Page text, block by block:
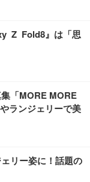
Z Fold8』は「思
「MORE MORE
ランジェリーで美
リー姿に！話題の